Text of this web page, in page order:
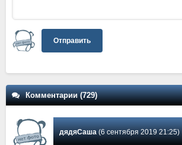
Отправить
Комментарии (729)
дядяСаша(6 сентября 2019 21:25) Сообщение #278